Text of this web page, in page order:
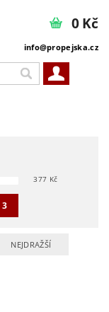
info@propejska.cz
0 Kč
377 Kč
3
NEJDRAŽŠÍ